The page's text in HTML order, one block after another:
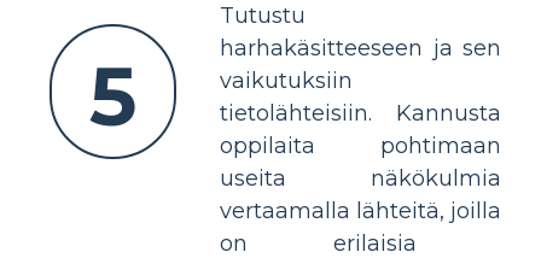
5
Tutustu
harhakäsitteeseen ja sen
vaikutuksiin
tietolähteisiin. Kannusta
oppilaita pohtimaan
useita näkökulmia
vertaamalla lähteitä, joilla
on erilaisia ​​